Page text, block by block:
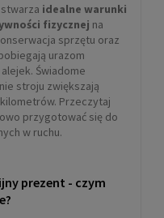
idealne warunki
fizycznej na
sprzętu oraz
urazom
Świadome
stroju zwiększają
Przeczytaj
przygotować się do
w ruchu.
prezent - czym